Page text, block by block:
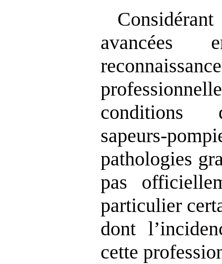
avancées
pathologies
pas
particulier
dont
cette